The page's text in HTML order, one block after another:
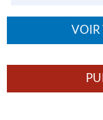
VOIR